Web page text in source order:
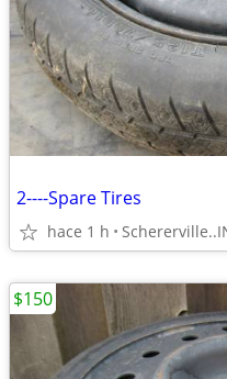
2----Spare Tires
hace 1 h
$150